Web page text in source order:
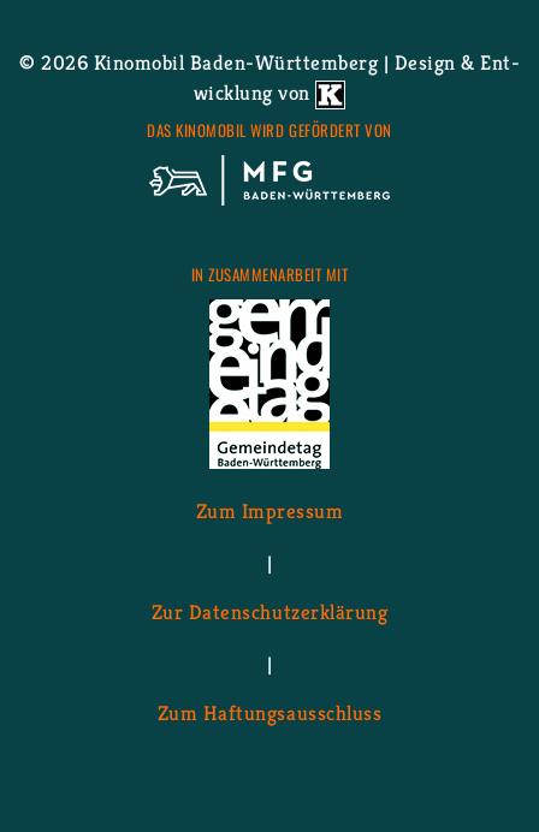
© 2026 Ki­no­mo­bil Ba­den-Würt­tem­berg | De­sign & Ent­
wick­lung von
DAS KI­NO­MO­BIL WIRD GE­FÖR­DERT VON
IN ZU­SAM­MEN­AR­BEIT MIT
Zum Im­pres­sum
|
Zur Da­ten­schutz­er­klä­rung
|
Zum Haf­tungs­aus­schluss